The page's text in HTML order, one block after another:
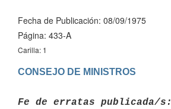
Fecha de Publicación: 08/09/1975
Página: 433-A
Carilla: 1
CONSEJO DE MINISTROS
Fe de erratas publicada/s: